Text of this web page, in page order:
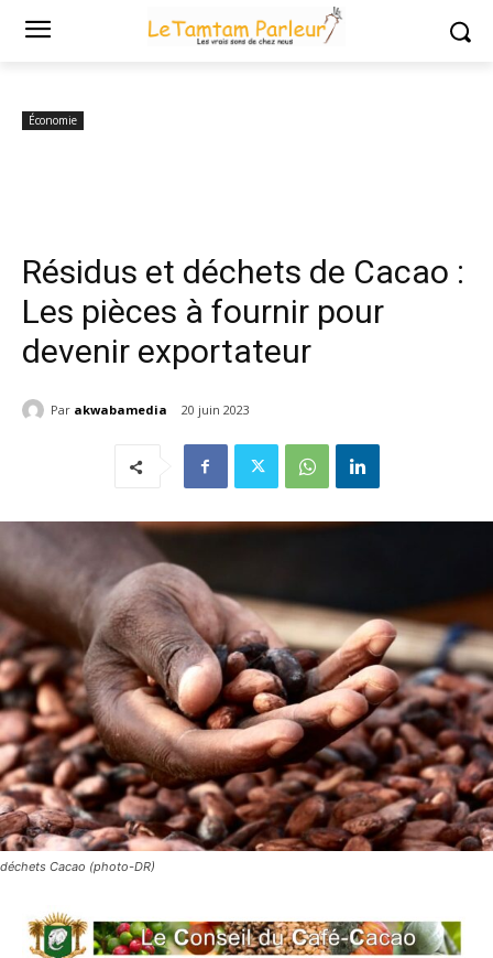
Accueil
Résidus et déchets de Cacao : Les pièces à fournir
Économie
Résidus et déchets de Cacao :
Les pièces à fournir pour
devenir exportateur
Par akwabamedia 20 juin 2023
déchets Cacao (photo-DR)